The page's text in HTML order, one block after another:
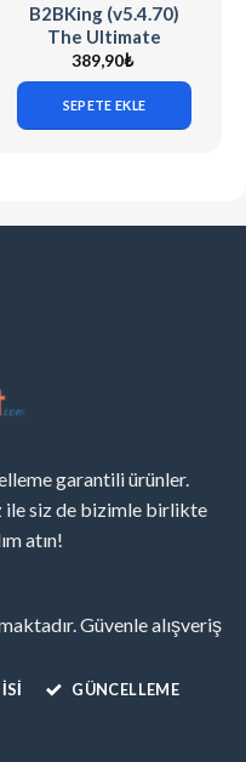
B2BKing (v5.4.70)
The Ultimate
WooCommerce B2B
& Wholesale Plugin
389,90₺
SEPETE EKLE
garantili ürünler.
ile siz de bizimle birlikte
atın!
Güvenle alışveriş
GÜNCELLEME